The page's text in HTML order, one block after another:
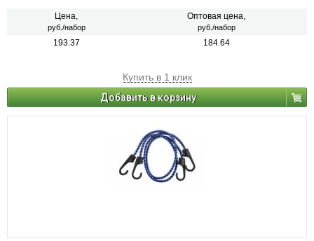
Цена,
руб./набор
Оптовая цена,
руб./набор
193.37 184.64
Купить в 1 клик
Добавить в корзину